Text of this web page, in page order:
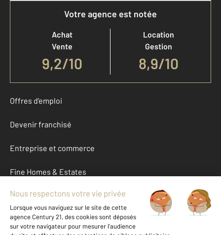
Votre agence est notée
Achat
Vente
9,2/10
Location
Gestion
8,9/10
Offres d'emploi
Devenir franchisé
Entreprise et commerce
Fine Homes & Estates
À propos
International